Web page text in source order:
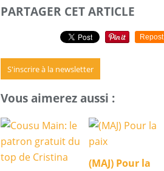
PARTAGER CET ARTICLE
Repost
S'inscrire à la newsletter
Vous aimerez aussi :
(MAJ) Pour la